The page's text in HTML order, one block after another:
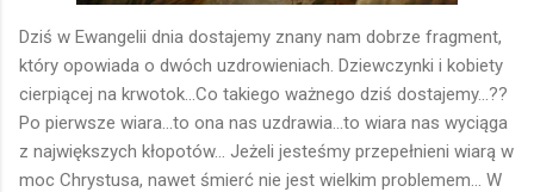
Dziś w Ewangelii dnia dostajemy znany nam dobrze fragment,
który opowiada o dwóch uzdrowieniach. Dziewczynki i kobiety
cierpiącej na krwotok...Co takiego ważnego dziś dostajemy...??
Po pierwsze wiara...to ona nas uzdrawia...to wiara nas wyciąga
z największych kłopotów... Jeżeli jesteśmy przepełnieni wiarą w
moc Chrystusa, nawet śmierć nie jest wielkim problemem... W